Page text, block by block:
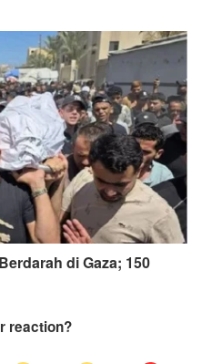
di Gaza; 150